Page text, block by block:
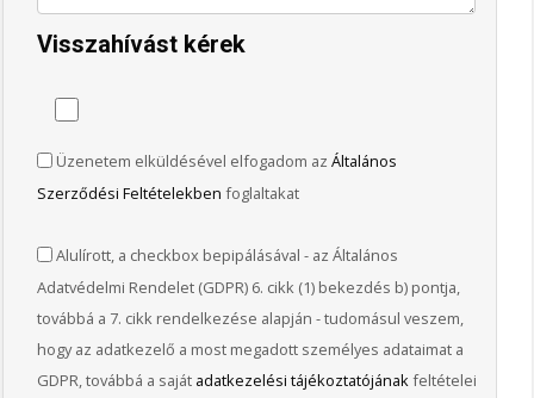
Visszahívást kérek
Üzenetem elküldésével elfogadom azÁltalános
Szerződési Feltételekben foglaltakat
Alulírott, a checkbox bepipálásával - az Általános
Adatvédelmi Rendelet (GDPR) 6. cikk (1) bekezdés b) pontja,
továbbá a 7. cikk rendelkezése alapján - tudomásul veszem,
hogy az adatkezelő a most megadott személyes adataimat a
GDPR, továbbá a saját adatkezelési tájékoztatójánakfeltételei